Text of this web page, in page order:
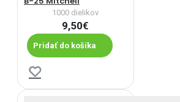
1000 dielikov
9,50€
Pridať do košíka